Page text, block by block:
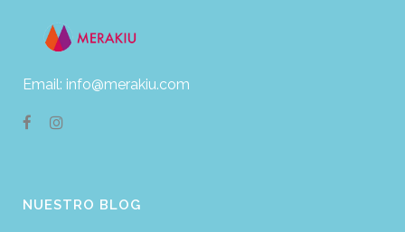
Email: info@merakiu.com
NUESTRO BLOG